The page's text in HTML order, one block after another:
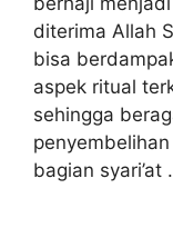
diterima Allah
bisa
aspek ritual
sehingga
bagian syari’at